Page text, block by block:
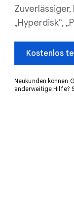
„Hyperdisk“,
Kostenlos
Neukunden können
anderweitige Hilfe?